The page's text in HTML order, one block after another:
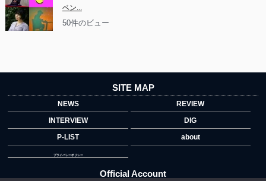
ベン...
50件のビュー
SITE MAP
NEWS
REVIEW
INTERVIEW
DIG
P-LIST
about
プライバシーポリシー
Official Account